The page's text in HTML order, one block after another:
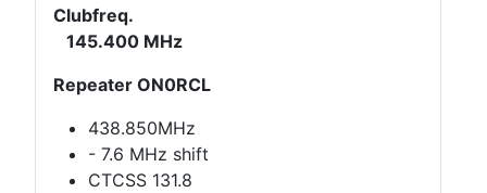
Clubfreq.
145.400 MHz
Repeater ON0RCL
438.850MHz
- 7.6 MHz shift
CTCSS 131.8